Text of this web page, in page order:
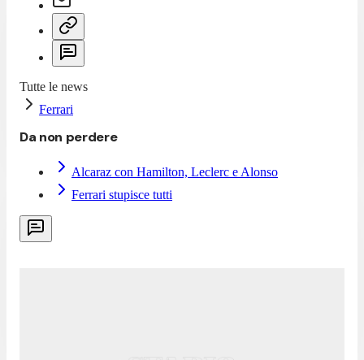
Tutte le news
Ferrari
Da non perdere
Alcaraz con Hamilton, Leclerc e Alonso
Ferrari stupisce tutti